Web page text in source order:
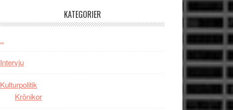
kan
KATEGORIER
..
Intervju
Kulturpolitik
Krönikor